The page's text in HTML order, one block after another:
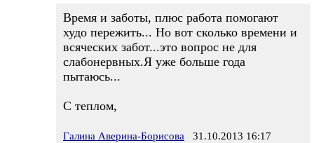
Время и заботы, плюс работа помогают
худо пережить... Но вот сколько времени и
всяческих забот...это вопрос не для
слабонервных.Я уже больше года
пытаюсь...
С теплом,
Галина Аверина-Борисова 31.10.2013 16:17